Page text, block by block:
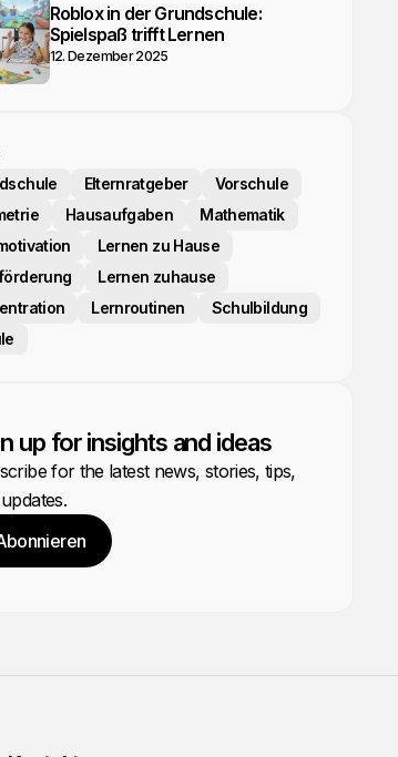
Roblox in der Grundschule:
Spielspaß trifft Lernen
12. Dezember 2025
Elternratgeber
Vorschule
Hausaufgaben
Mathematik
Lernen zu Hause
Lernen zuhause
Lernroutinen
Schulbildung
up for insights and ideas
for the latest news, stories, tips,